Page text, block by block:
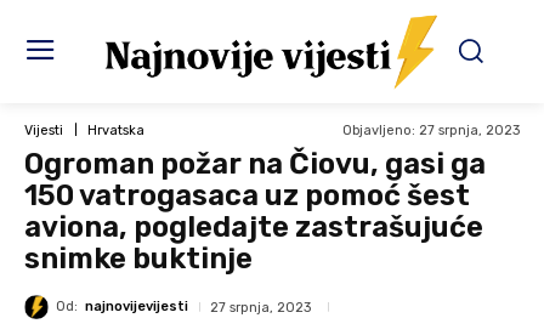
Vijesti Hrvatska Objavljeno: 27 srpnja, 2023
Ogroman požar na Čiovu, gasi ga
150 vatrogasaca uz pomoć šest
aviona, pogledajte zastrašujuće
snimke buktinje
Od: najnovijevijesti 27 srpnja, 2023